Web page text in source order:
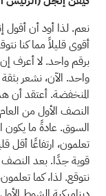
نعم. لذا أود أن أقول
أقوى قليلاً مما كنا
برقم واحد. لا أعرف إن
واحد. الآن، نشعر
المنخفضة. أعتقد أن
النصف الأول من
السوق. عادةً ما يكون
تعلمون، ارتفاعًا أقل
قوية جدًا. بعد النصف
نتوقع. لذا، كما